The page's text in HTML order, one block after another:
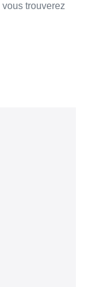
trouverez